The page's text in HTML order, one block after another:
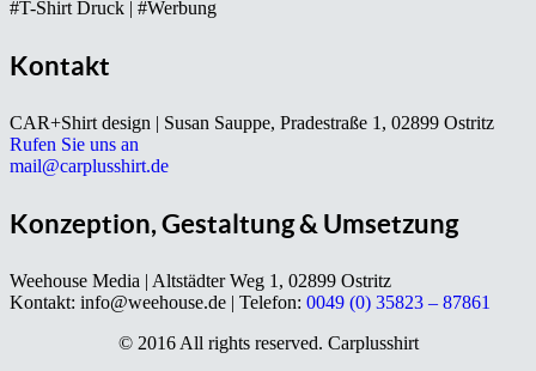
#T-Shirt Druck | #Werbung
Kontakt
CAR+Shirt design | Susan Sauppe, Pradestraße 1, 02899 Ostritz
Rufen Sie uns an
mail@carplusshirt.de
Konzeption, Gestaltung & Umsetzung
Weehouse Media | Altstädter Weg 1, 02899 Ostritz
Kontakt: info@weehouse.de | Telefon: 0049 (0) 35823 – 87861
© 2016 All rights reserved. Carplusshirt